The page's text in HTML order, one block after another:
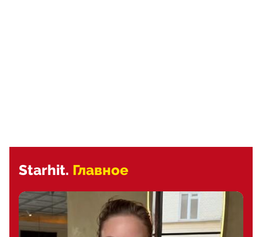
Starhit. Главное